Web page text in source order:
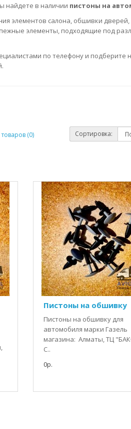
найдете в наличии пистоны на
элементов салона, обшивки дверей,
элементы, подходящие под
по телефону и подберите
(0) Сортировка:
Пистоны на обшивку
Пистоны на обшивку для
автомобиля марки
магазина: Алматы, ТЦ
C..
0р.